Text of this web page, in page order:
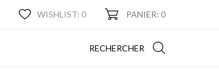
WISHLIST: 0 PANIER: 0
RECHERCHER